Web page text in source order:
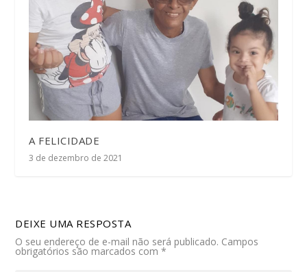
A FELICIDADE
3 de dezembro de 2021
DEIXE UMA RESPOSTA
O seu endereço de e-mail não será publicado. Campos
obrigatórios são marcados com*